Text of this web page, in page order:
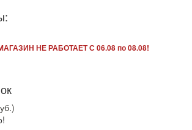
НЕ РАБОТАЕТ С 06.08 по 08.08!